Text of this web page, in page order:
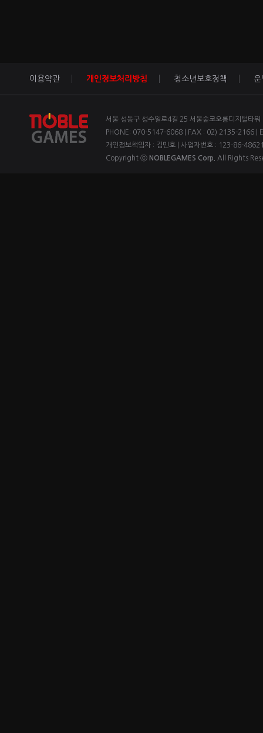
이용약관 개인정보처리방침 청소년보호정책 운
서울 성동구 성수일로4길 25 서울숲코오롱디지털타
PHONE: 070-5147-6068 | FAX : 02) 2135-2166 |
개인정보책임자 : 김민호 | 사업자번호 : 123-86-
Copyright ⓒ NOBLEGAMES Corp. All Rights